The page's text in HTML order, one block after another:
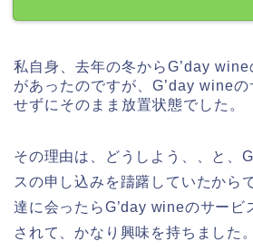
私自身、去年の冬からG’day
があったのですが、G’day wine
せずにそのまま放置状態でした。
その理由は、どうしよう、、と、
スの申し込みを躊躇していたから
達に会ったらG’day wineのサービ
されて、かなり興味を持ちました。